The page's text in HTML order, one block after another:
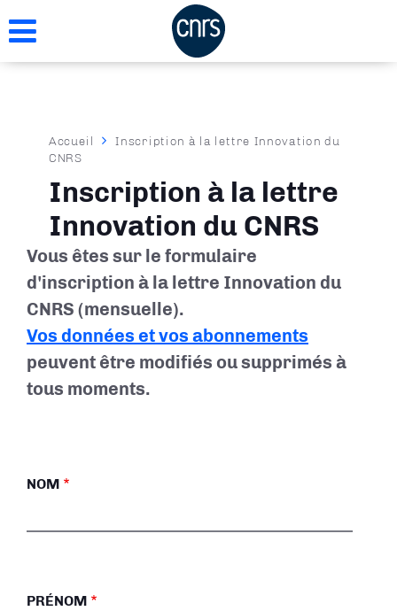
au
Fil
d'Ariane
Accueil
Inscription à la lettre Innovation du
CNRS
Inscription à la lettre
Innovation du CNRS
Vous êtes sur le formulaire
d'inscription à la lettre Innovation du
CNRS (mensuelle).
Vos données et vos abonnements
peuvent être modifiés ou supprimés à
tous moments.
NOM
PRÉNOM